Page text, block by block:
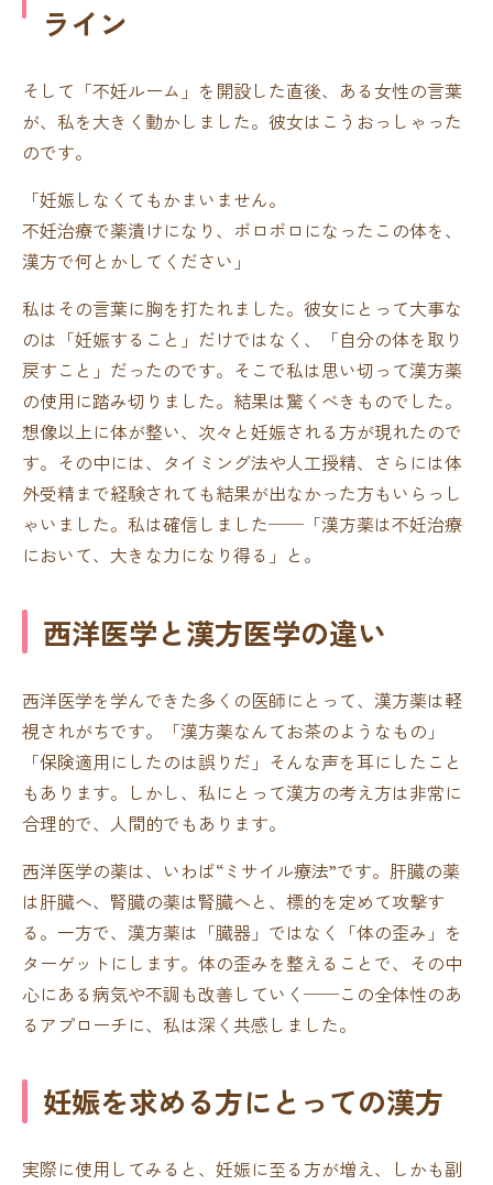
ライン
そして「不妊ルーム」を開設した直後、ある女性の言葉
が、私を大きく動かしました。彼女はこうおっしゃった
のです。
「妊娠しなくてもかまいません。
不妊治療で薬漬けになり、ボロボロになったこの体を、
漢方で何とかしてください」
私はその言葉に胸を打たれました。彼女にとって大事な
のは「妊娠すること」だけではなく、「自分の体を取り
戻すこと」だったのです。そこで私は思い切って漢方薬
の使用に踏み切りました。結果は驚くべきものでした。
想像以上に体が整い、次々と妊娠される方が現れたので
す。その中には、タイミング法や人工授精、さらには体
外受精まで経験されても結果が出なかった方もいらっし
ゃいました。私は確信しました──「漢方薬は不妊治療
において、大きな力になり得る」と。
西洋医学と漢方医学の違い
西洋医学を学んできた多くの医師にとって、漢方薬は軽
視されがちです。「漢方薬なんてお茶のようなもの」
「保険適用にしたのは誤りだ」そんな声を耳にしたこと
もあります。しかし、私にとって漢方の考え方は非常に
合理的で、人間的でもあります。
西洋医学の薬は、いわば“ミサイル療法”です。肝臓の薬
は肝臓へ、腎臓の薬は腎臓へと、標的を定めて攻撃す
る。一方で、漢方薬は「臓器」ではなく「体の歪み」を
ターゲットにします。体の歪みを整えることで、その中
心にある病気や不調も改善していく──この全体性のあ
るアプローチに、私は深く共感しました。
妊娠を求める方にとっての漢方
実際に使用してみると、妊娠に至る方が増え、しかも副